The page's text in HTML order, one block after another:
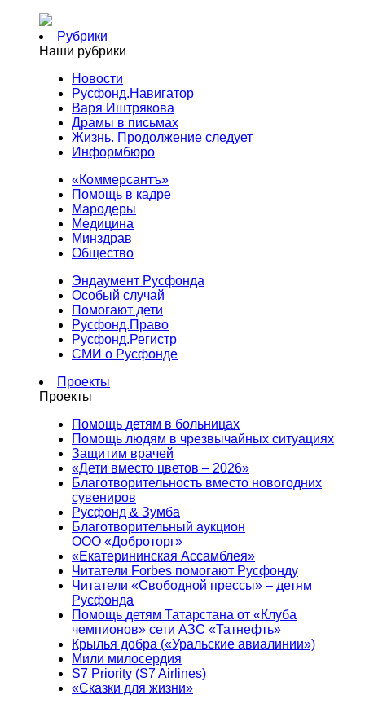
Рубрики
Наши рубрики
Новости
Русфонд.Навигатор
Варя Иштрякова
Драмы в письмах
Жизнь. Продолжение следует
Информбюро
«Коммерсантъ»
Помощь в кадре
Мародеры
Медицина
Минздрав
Общество
Эндаумент Русфонда
Особый случай
Помогают дети
Русфонд.Право
Русфонд.Регистр
СМИ о Русфонде
Проекты
Проекты
Помощь детям в больницах
Помощь людям в чрезвычайных ситуациях
Защитим врачей
«Дети вместо цветов – 2026»
Благотворительность вместо новогодних
сувениров
Русфонд & Зумба
Благотворительный аукцион
ООО «Доброторг»
«Екатерининская Ассамблея»
Читатели Forbes помогают Русфонду
Читатели «Свободной прессы» – детям
Русфонда
Помощь детям Татарстана от «Клуба
чемпионов» сети АЗС «Татнефть»
Крылья добра («Уральские авиалинии»)
Мили милосердия
S7 Priority (S7 Airlines)
«Сказки для жизни»